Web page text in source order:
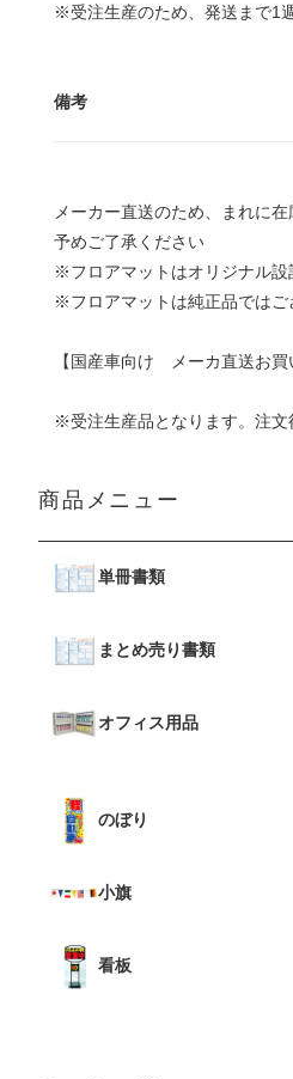
※受注生産のため、発送まで1
備考
メーカー直送のため、まれに
予めご了承ください
※フロアマットはオリジナル設
※フロアマットは純正品ではご
【国産車向け メーカ直送お買
※受注生産品となります。注文
商品メニュー
単冊書類
まとめ売り書類
オフィス用品
のぼり
小旗
看板